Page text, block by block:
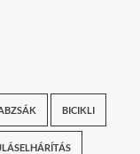
BICIKLI